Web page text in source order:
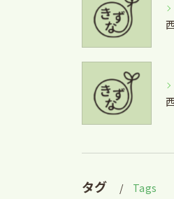
タグ Tags